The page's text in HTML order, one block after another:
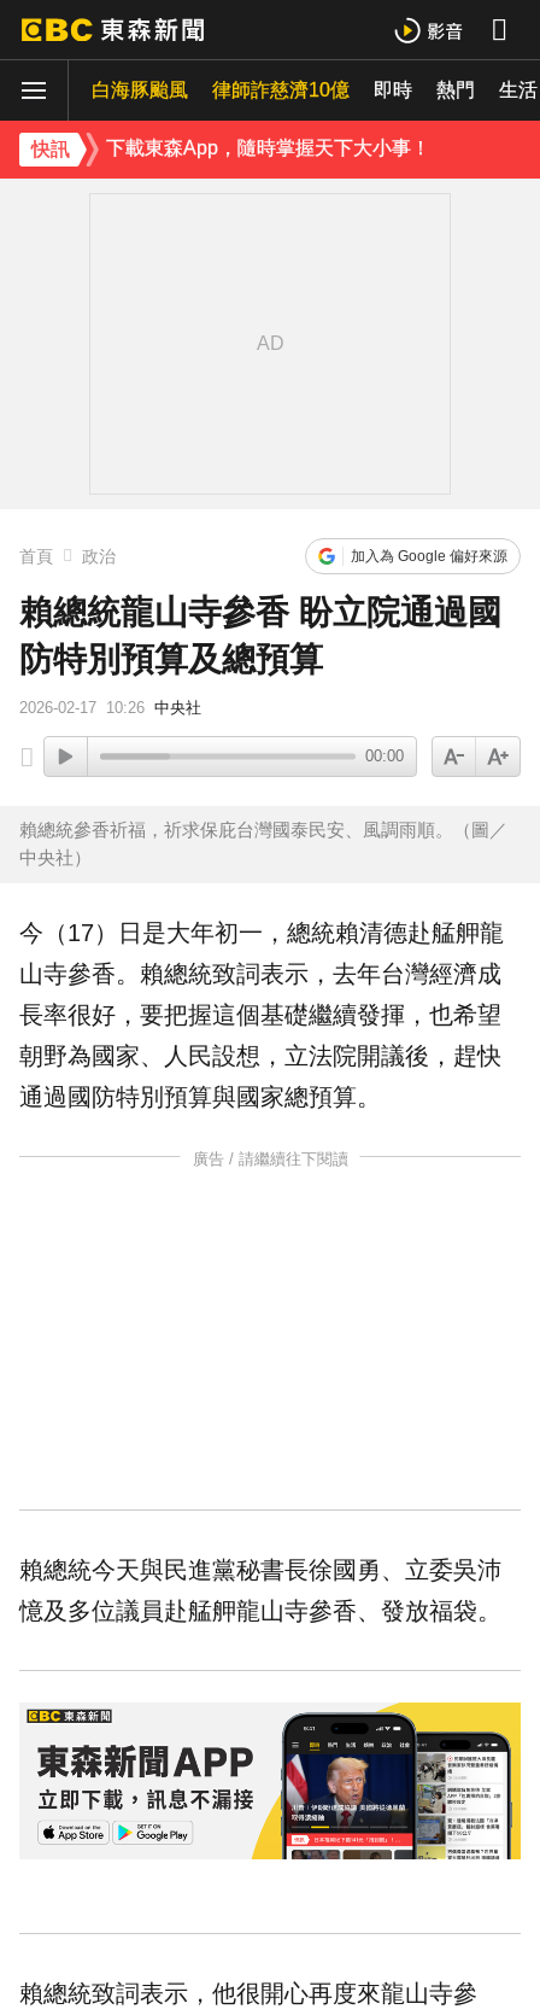
白海豚颱風 律師詐慈濟10億 即時 熱門 生活
快訊 下載東森App，隨時掌握天下大小事！
首頁 政治 加入為 Google 偏好來源
賴總統龍山寺參香 盼立院通過國
防特別預算及總預算
2026-02-17 10:26 中央社
00:00
賴總統參香祈福，祈求保庇台灣國泰民安、風調雨順。（圖／
中央社）
今（17）日是大年初一，總統賴清德赴艋舺龍
山寺參香。賴總統致詞表示，去年台灣經濟成
長率很好，要把握這個基礎繼續發揮，也希望
朝野為國家、人民設想， 立法院開議後，趕快
通過國防特別預算與國家總預算。
廣告 / 請繼續往下閱讀
賴總統今天與民進黨秘書長徐國勇、立委吳沛
憶及多位議員赴艋舺龍山寺參香、發放福袋。
賴總統致詞表示，他很開心再度來龍山寺參